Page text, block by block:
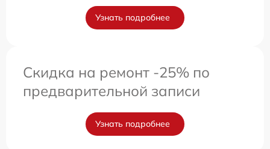
Узнать подробнее
Скидка на ремонт -25% по
предварительной записи
Узнать подробнее